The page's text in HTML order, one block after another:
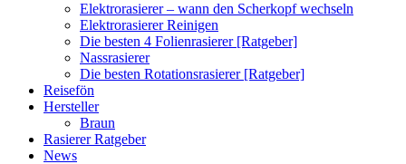
Elektrorasierer – wann den Scherkopf wechseln
Elektrorasierer Reinigen
Die besten 4 Folienrasierer [Ratgeber]
Nassrasierer
Die besten Rotationsrasierer [Ratgeber]
Reisefön
Hersteller
Braun
Rasierer Ratgeber
News